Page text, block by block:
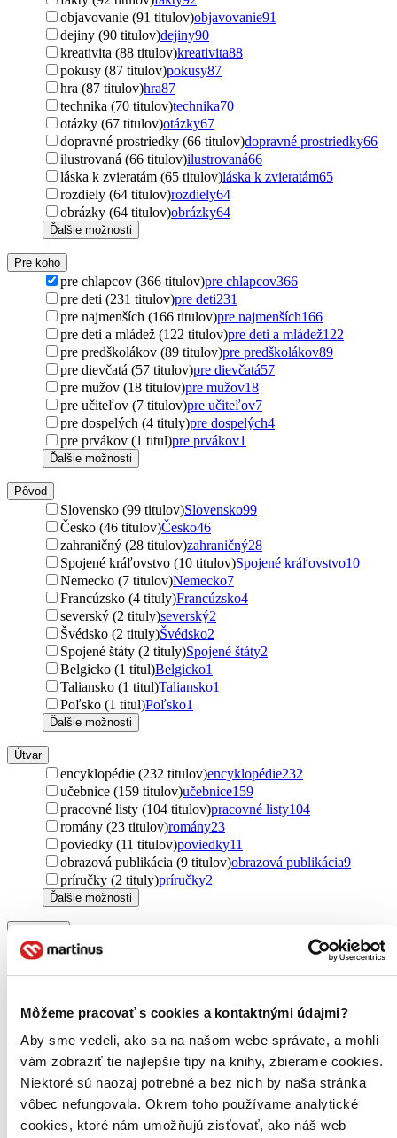
Môžeme pracovať s cookies a kontaktnými údajmi?
Aby sme vedeli, ako sa na našom webe správate, a mohli
vám zobraziť tie najlepšie tipy na knihy, zbierame cookies.
Niektoré sú naozaj potrebné a bez nich by naša stránka
vôbec nefungovala. Okrem toho používame analytické
cookies, ktoré nám umožňujú zisťovať, ako náš web
objavovanie (91 titulov)objavovanie91
dejiny (90 titulov)dejiny90
kreativita (88 titulov)kreativita88
pokusy (87 titulov)pokusy87
hra (87 titulov)hra87
technika (70 titulov)technika70
otázky (67 titulov)otázky67
dopravné prostriedky (66 titulov)dopravné prostriedky66
ilustrovaná (66 titulov)ilustrovaná66
láska k zvieratám (65 titulov)láska k zvieratám65
rozdiely (64 titulov)rozdiely64
obrázky (64 titulov)obrázky64
Ďalšie možnosti
Pre koho
pre chlapcov (366 titulov)pre chlapcov366
pre deti (231 titulov)pre deti231
pre najmenších (166 titulov)pre najmenších166
pre deti a mládež (122 titulov)pre deti a mládež122
pre predškolákov (89 titulov)pre predškolákov89
pre dievčatá (57 titulov)pre dievčatá57
pre mužov (18 titulov)pre mužov18
pre učiteľov (7 titulov)pre učiteľov7
pre dospelých (4 tituly)pre dospelých4
pre prvákov (1 titul)pre prvákov1
Ďalšie možnosti
Pôvod
Slovensko (99 titulov)Slovensko99
Česko (46 titulov)Česko46
zahraničný (28 titulov)zahraničný28
Spojené kráľovstvo (10 titulov)Spojené kráľovstvo10
Nemecko (7 titulov)Nemecko7
Francúzsko (4 tituly)Francúzsko4
severský (2 tituly)severský2
Švédsko (2 tituly)Švédsko2
Spojené štáty (2 tituly)Spojené štáty2
Belgicko (1 titul)Belgicko1
Taliansko (1 titul)Taliansko1
Poľsko (1 titul)Poľsko1
Ďalšie možnosti
Útvar
encyklopédie (232 titulov)encyklopédie232
učebnice (159 titulov)učebnice159
pracovné listy (104 titulov)pracovné listy104
romány (23 titulov)romány23
poviedky (11 titulov)poviedky11
obrazová publikácia (9 titulov)obrazová publikácia9
príručky (2 tituly)príručky2
Ďalšie možnosti
náučné (259 titulov)
Rok vydania
2026 (0 titulov) 2026
2025 (0 titulov)
2024 (0 titulov)2024
2023 (0 titulov)2023
2022 (0 titulov)2022
2021 a staršie (0 titulov)2021 a staršie